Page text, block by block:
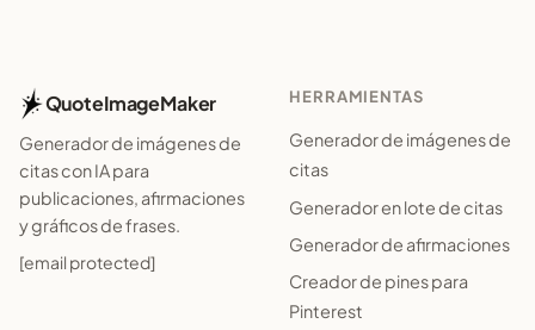
QuoteImageMaker
Generador de imágenes de
citas con IA para
publicaciones, afirmaciones
y gráficos de frases.
[email protected]
HERRAMIENTAS
Generador de imágenes de
citas
Generador en lote de citas
Generador de afirmaciones
Creador de pines para
Pinterest